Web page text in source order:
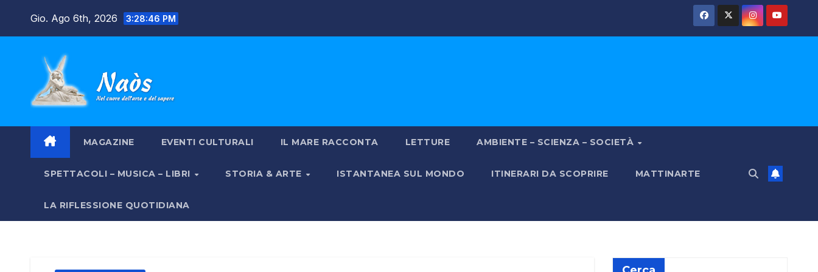
Gio. Ago 6th, 2026 3:28:47 PM
MAGAZINE EVENTI CULTURALI IL MARE RACCONTA LETTURE AMBIENTE – SCIENZA – SOCIETÀ
SPETTACOLI – MUSICA – LIBRI STORIA & ARTE ISTANTANEA SUL MONDO ITINERARI DA SCOPRIRE MATTINARTE
LA RIFLESSIONE QUOTIDIANA